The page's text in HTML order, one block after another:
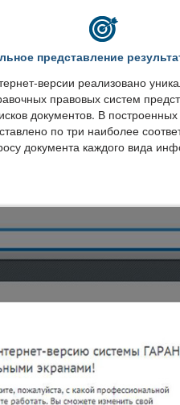
представление
версии реализовано
правовых систем
документов. В построенных
по три наиболее
документа каждого вида